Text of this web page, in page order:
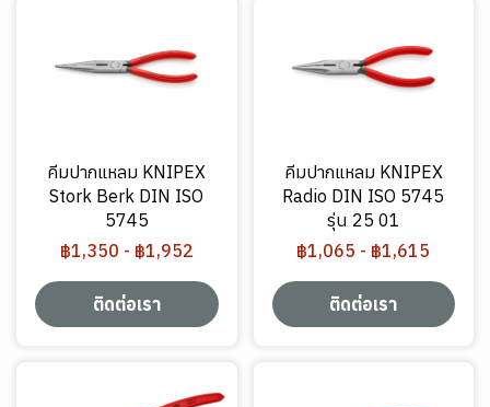
คีมปากแหลม KNIPEX
Stork Berk DIN ISO
5745
฿1,350 - ฿1,952
ติดต่อเรา
คีมปากแหลม KNIPEX
Radio DIN ISO 5745
รุ่น 25 01
฿1,065 - ฿1,615
ติดต่อเรา